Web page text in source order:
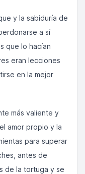
y la sabiduría de
a sí
que lo hacían
eran lecciones
en la mejor
más valiente y
amor propio y la
para superar
antes de
de la tortuga y se